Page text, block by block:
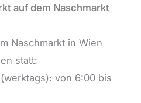
auf dem Naschmarkt
Naschmarkt in Wien
statt:
von 6:00 bis